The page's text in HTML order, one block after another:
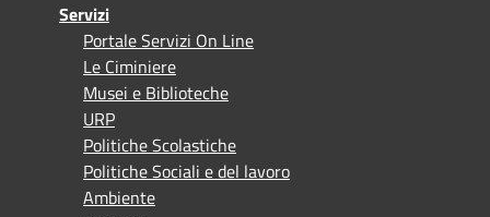
Servizi
Portale Servizi On Line
Le Ciminiere
Musei e Biblioteche
URP
Politiche Scolastiche
Politiche Sociali e del lavoro
Ambiente